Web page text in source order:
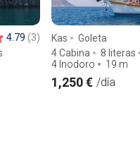
4.79 (3) Kas
Goleta
4 Cabina
8 literas
4 Inodoro
19 m
1,250 € /día